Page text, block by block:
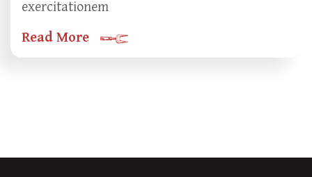
exercitationem
Read More